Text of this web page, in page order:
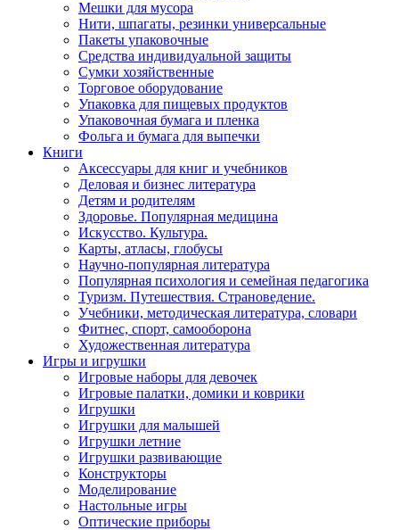
Мешки для мусора
Нити, шпагаты, резинки универсальные
Пакеты упаковочные
Средства индивидуальной защиты
Сумки хозяйственные
Торговое оборудование
Упаковка для пищевых продуктов
Упаковочная бумага и пленка
Фольга и бумага для выпечки
Книги
Аксессуары для книг и учебников
Деловая и бизнес литература
Детям и родителям
Здоровье. Популярная медицина
Искусство. Культура.
Карты, атласы, глобусы
Научно-популярная литература
Популярная психология и семейная педагогика
Туризм. Путешествия. Страноведение.
Учебники, методическая литература, словари
Фитнес, спорт, самооборона
Художественная литература
Игры и игрушки
Игровые наборы для девочек
Игровые палатки, домики и коврики
Игрушки
Игрушки для малышей
Игрушки летние
Игрушки развивающие
Конструкторы
Моделирование
Настольные игры
Оптические приборы